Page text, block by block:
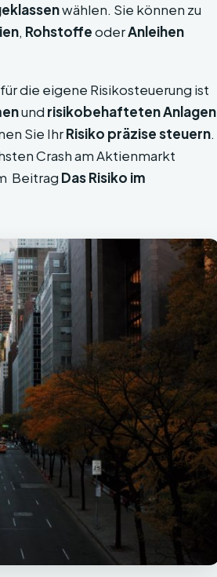
wählen. Sie können zu
, RohstoffeoderAnleihen
die eigene Risikosteuerung ist
und risikobehafteten Anlagen
Sie IhrRisiko präzise steuern.
Crash am Aktienmarkt
Beitrag Das Risiko im